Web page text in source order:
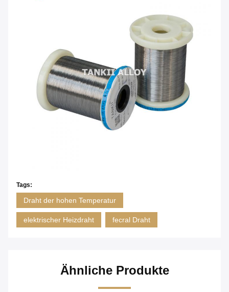
Tags:
Draht der hohen Temperatur
elektrischer Heizdraht fecral Draht
Ähnliche Produkte